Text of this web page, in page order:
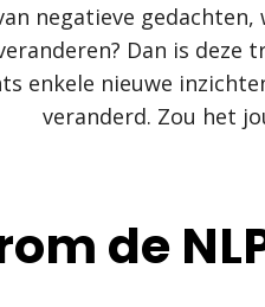
negatieve
Dan is
enkele nieuwe
veranderd. Zou het
de